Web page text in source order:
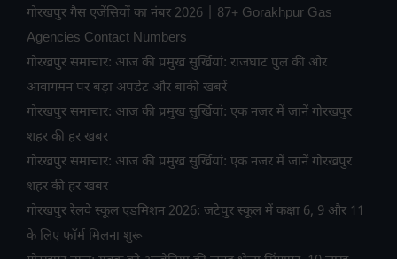
गोरखपुर गैस एजेंसियों का नंबर 2026 | 87+ Gorakhpur Gas
Agencies Contact Numbers
गोरखपुर समाचार: आज की प्रमुख सुर्खियां: राजघाट पुल की ओर
आवागमन पर बड़ा अपडेट और बाकी खबरें
गोरखपुर समाचार: आज की प्रमुख सुर्खियां: एक नजर में जानें गोरखपुर
शहर की हर खबर
गोरखपुर समाचार: आज की प्रमुख सुर्खियां: एक नजर में जानें गोरखपुर
शहर की हर खबर
गोरखपुर रेलवे स्कूल एडमिशन 2026: जटेपुर स्कूल में कक्षा 6, 9 और 11
के लिए फॉर्म मिलना शुरू